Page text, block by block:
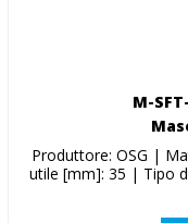
M-
Produttore: OSG |
utile [mm]: 35 | Tipo